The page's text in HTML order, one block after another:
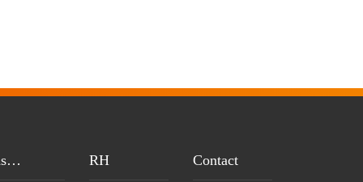
RH Contact